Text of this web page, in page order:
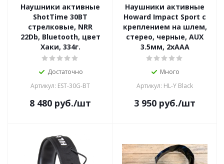
Наушники активные
ShotTime 30BT
стрелковые, NRR
22Db, Bluetooth, цвет
Хаки, 334г.
Достаточно
Артикул: EST-30G-BT
8 480 руб./шт
Наушники активные
Howard Impact Sport с
креплением на шлем,
стерео, черные, AUX
3.5мм, 2xAAA
Много
Артикул: HL-Y Black
3 950 руб./шт